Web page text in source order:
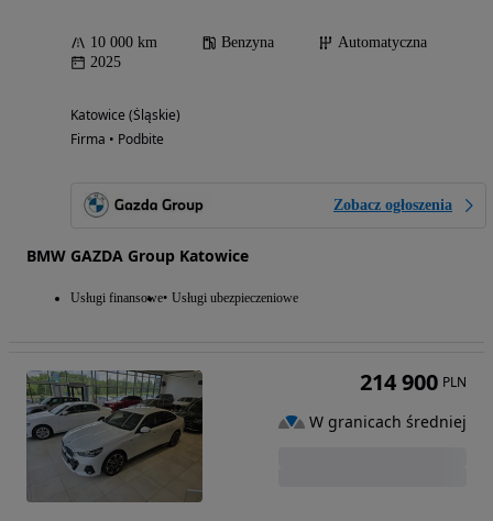
10 000 km Benzyna
Automatyczna
2025
Katowice (Śląskie)
Firma • Podbite
Zobacz ogłoszenia
BMW GAZDA Group Katowice
Usługi finansowe Usługi ubezpieczeniowe
214 900 PLN
W granicach średniej